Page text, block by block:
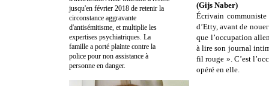
(Gijs Naber)
Écrivain
d’Etty, avant de
que l’occupation
à lire son journal
fil rouge ». C’est
opéré en elle.
jusqu'en février 2018 de retenir la
circonstance aggravante
d'antisémitisme, et multiplie les
expertises psychiatriques. La
famille a porté plainte contre la
police pour non assistance à
personne en danger.